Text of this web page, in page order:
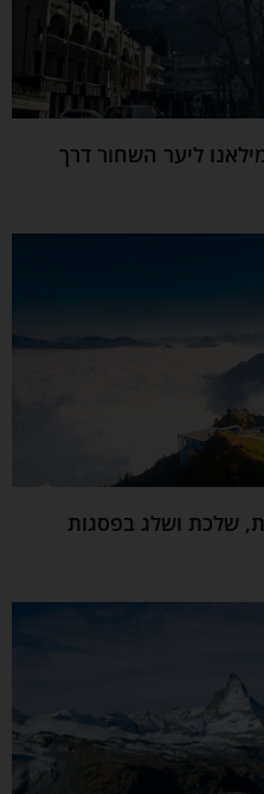
ליער השחור דרך
שלכת ושלג בפסגות